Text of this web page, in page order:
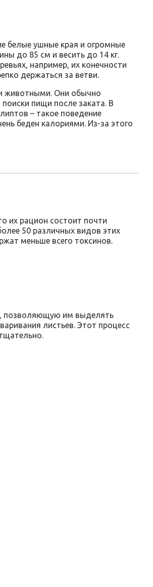
белые ушные края и огромные
до 85 см и весить до 14 кг.
например, их конечности
держаться за ветви.
животными. Они обычно
пищи после заката. В
– такое поведение
беден калориями. Из-за этого
их рацион состоит почти
50 различных видов этих
меньше всего токсинов.
позволяющую им выделять
листьев. Этот процесс